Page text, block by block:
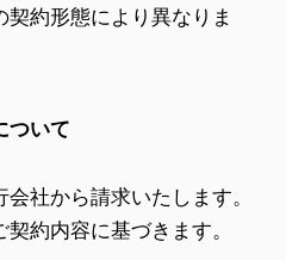
約形態により異なりま
ついて
社から請求いたします。
約内容に基づきます。